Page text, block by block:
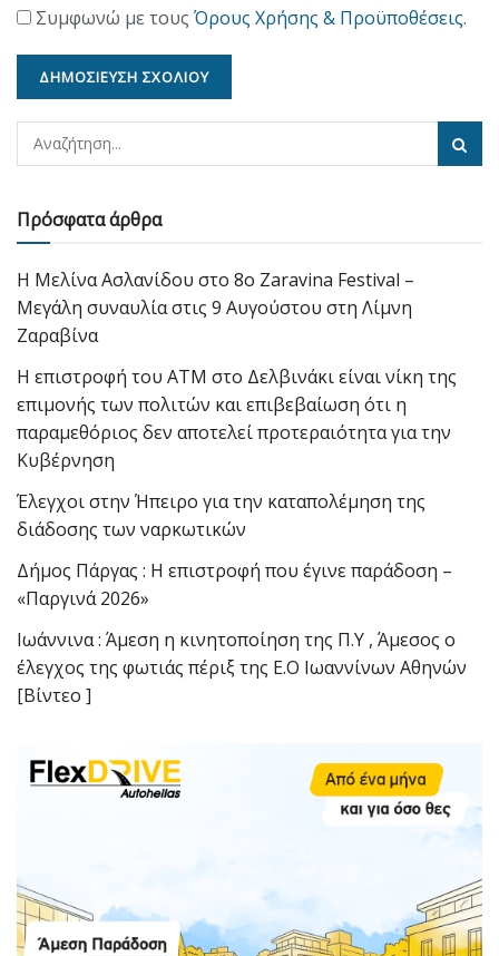
Συμφωνώ με τους Όρους Χρήσης & Προϋποθέσεις.
Πρόσφατα άρθρα
Η Μελίνα Ασλανίδου στο 8ο Zaravina Festival –
Μεγάλη συναυλία στις 9 Αυγούστου στη Λίμνη
Ζαραβίνα
Η επιστροφή του ΑΤΜ στο Δελβινάκι είναι νίκη της
επιμονής των πολιτών και επιβεβαίωση ότι η
παραμεθόριος δεν αποτελεί προτεραιότητα για την
Κυβέρνηση
Έλεγχοι στην Ήπειρο για την καταπολέμηση της
διάδοσης των ναρκωτικών
Δήμος Πάργας : Η επιστροφή που έγινε παράδοση –
«Παργινά 2026»
Ιωάννινα : Άμεση η κινητοποίηση της Π.Υ , Άμεσος ο
έλεγχος της φωτιάς πέριξ της Ε.Ο Ιωαννίνων Αθηνών
[Βίντεο ]